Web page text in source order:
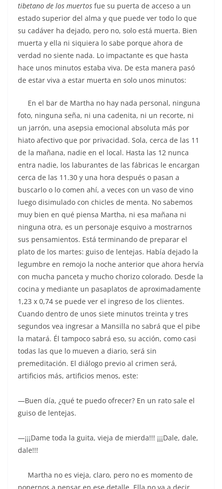
tibetano de los muertos fue su puerta de acceso a un
estado superior del alma y que puede ver todo lo que
su cadáver ha dejado, pero no, solo está muerta. Bien
muerta y ella ni siquiera lo sabe porque ahora de
verdad no siente nada. Lo impactante es que hasta
hace unos minutos estaba viva. De esta manera pasó
de estar viva a estar muerta en solo unos minutos:
En el bar de Martha no hay nada personal, ninguna
foto, ninguna seña, ni una cadenita, ni un recorte, ni
un jarrón, una asepsia emocional absoluta más por
hiato afectivo que por privacidad. Sola, cerca de las 11
de la mañana, nadie en el local. Hasta las 12 nunca
entra nadie, los laburantes de las fábricas le encargan
cerca de las 11.30 y una hora después o pasan a
buscarlo o lo comen ahí, a veces con un vaso de vino
luego disimulado con chicles de menta. No sabemos
muy bien en qué piensa Martha, ni esa mañana ni
ninguna otra, es un personaje esquivo a mostrarnos
sus pensamientos. Está terminando de preparar el
plato de los martes: guiso de lentejas. Había dejado la
legumbre en remojo la noche anterior que ahora hervía
con mucha panceta y mucho chorizo colorado. Desde la
cocina y mediante un pasaplatos de aproximadamente
1,23 x 0,74 se puede ver el ingreso de los clientes.
Cuando dentro de unos siete minutos treinta y tres
segundos vea ingresar a Mansilla no sabrá que el pibe
la matará. Él tampoco sabrá eso, su acción, como casi
todas las que lo mueven a diario, será sin
premeditación. El diálogo previo al crimen será,
artificios más, artificios menos, este:
—Buen día, ¿qué te puedo ofrecer? En un rato sale el
guiso de lentejas.
—¡¡¡Dame toda la guita, vieja de mierda!!! ¡¡¡Dale, dale,
dale!!!
Martha no es vieja, claro, pero no es momento de
ponernos a pensar en ese detalle. Ella no va a decir